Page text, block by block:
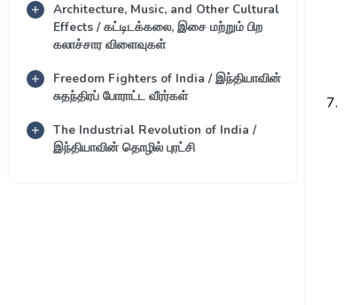
Architecture, Music, and Other Cultural
Effects / கட்டிடக்கலை, இசை மற்றும் பிற
கலாச்சார விளைவுகள்
Freedom Fighters of India / இந்தியாவின்
சுதந்திரப் போராட்ட வீரர்கள்
The Industrial Revolution of India /
இந்தியாவின் தொழில் புரட்சி
7.